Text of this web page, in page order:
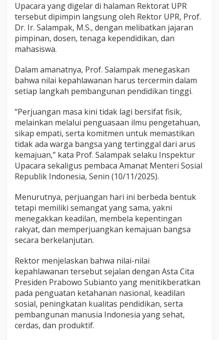
Upacara yang digelar di halaman Rektorat UPR
tersebut dipimpin langsung oleh Rektor UPR, Prof.
Dr. Ir. Salampak, M.S., dengan melibatkan jajaran
pimpinan, dosen, tenaga kependidikan, dan
mahasiswa.
Dalam amanatnya, Prof. Salampak menegaskan
bahwa nilai kepahlawanan harus tercermin dalam
setiap langkah pembangunan pendidikan tinggi.
“Perjuangan masa kini tidak lagi bersifat fisik,
melainkan melalui penguasaan ilmu pengetahuan,
sikap empati, serta komitmen untuk memastikan
tidak ada warga bangsa yang tertinggal dari arus
kemajuan,” kata Prof. Salampak selaku Inspektur
Upacara sekaligus pembaca Amanat Menteri Sosial
Republik Indonesia, Senin (10/11/2025).
Menurutnya, perjuangan hari ini berbeda bentuk
tetapi memiliki semangat yang sama, yakni
menegakkan keadilan, membela kepentingan
rakyat, dan memperjuangkan kemajuan bangsa
secara berkelanjutan.
Rektor menjelaskan bahwa nilai-nilai
kepahlawanan tersebut sejalan dengan Asta Cita
Presiden Prabowo Subianto yang menitikberatkan
pada penguatan ketahanan nasional, keadilan
sosial, peningkatan kualitas pendidikan, serta
pembangunan manusia Indonesia yang sehat,
cerdas, dan produktif.